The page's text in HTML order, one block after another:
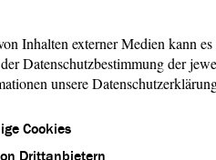
(PDF)
Inhalten externer Medien kann
Datenschutzbestimmung der
unsere
Cookies
Drittanbietern